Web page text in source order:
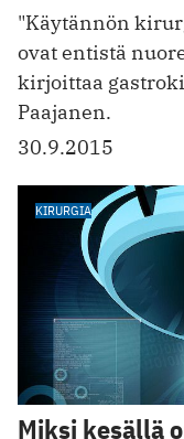
"Käytännön
ovat entistä
kirjoittaa
Paajanen.
30.9.2015
KIRURGIA
Miksi kesällä